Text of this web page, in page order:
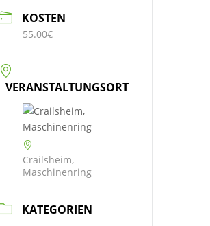
KOSTEN
55.00€
VERANSTALTUNGSORT
Crailsheim,
Maschinenring
KATEGORIEN